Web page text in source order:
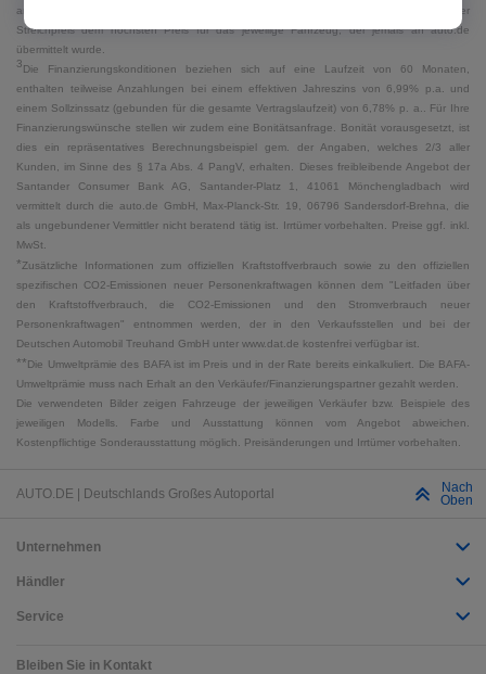
an auto.de übermittelten Listenpreis. Für alle anderen Fahrzeuge entspricht der
Streichpreis dem höchsten Preis für das jeweilige Fahrzeug, der jemals an auto.de
übermittelt wurde.
3Die Finanzierungskonditionen beziehen sich auf eine Laufzeit von 60 Monaten,
enthalten teilweise Anzahlungen bei einem effektiven Jahreszins von 6,99% p.a. und
einem Sollzinssatz (gebunden für die gesamte Vertragslaufzeit) von 6,78% p. a.. Für Ihre
Finanzierungswünsche stellen wir zudem eine Bonitätsanfrage. Bonität vorausgesetzt, ist
dies ein repräsentatives Berechnungsbeispiel gem. der Angaben, welches 2/3 aller
Kunden, im Sinne des § 17a Abs. 4 PangV, erhalten. Dieses freibleibende Angebot der
Santander Consumer Bank AG, Santander-Platz 1, 41061 Mönchengladbach wird
vermittelt durch die auto.de GmbH, Max-Planck-Str. 19, 06796 Sandersdorf-Brehna, die
als ungebundener Vermittler nicht beratend tätig ist. Irrtümer vorbehalten. Preise ggf. inkl.
MwSt.
*Zusätzliche Informationen zum offiziellen Kraftstoffverbrauch sowie zu den offiziellen
spezifischen CO2-Emissionen neuer Personenkraftwagen können dem "Leitfaden über
den Kraftstoffverbrauch, die CO2-Emissionen und den Stromverbrauch neuer
Personenkraftwagen" entnommen werden, der in den Verkaufsstellen und bei der
Deutschen Automobil Treuhand GmbH unter www.dat.de kostenfrei verfügbar ist.
**Die Umweltprämie des BAFA ist im Preis und in der Rate bereits einkalkuliert. Die BAFA-
Umweltprämie muss nach Erhalt an den Verkäufer/Finanzierungspartner gezahlt werden.
Die verwendeten Bilder zeigen Fahrzeuge der jeweiligen Verkäufer bzw. Beispiele des
jeweiligen Modells. Farbe und Ausstattung können vom Angebot abweichen.
Kostenpflichtige Sonderausstattung möglich. Preisänderungen und Irrtümer vorbehalten.
AUTO.DE | Deutschlands Großes Autoportal
Nach
Oben
Unternehmen
Händler
Service
Bleiben Sie in Kontakt